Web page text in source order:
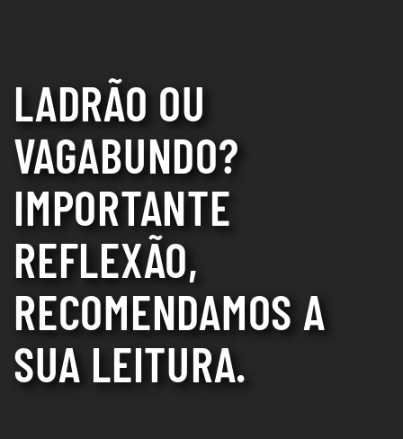
LADRÃO OU
VAGABUNDO?
IMPORTANTE
REFLEXÃO,
RECOMENDAMOS A
SUA LEITURA.